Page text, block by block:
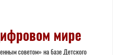
мире
советом» на базе Детского